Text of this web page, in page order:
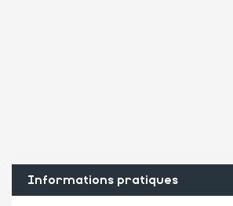
Informations pratiques